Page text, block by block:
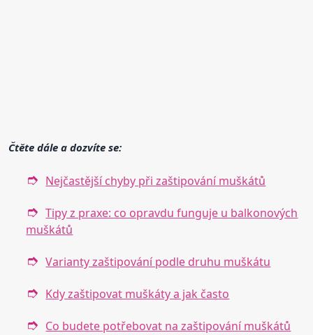
Čtěte dále a dozvíte se:
Nejčastější chyby při zaštipování muškátů
Tipy z praxe: co opravdu funguje u balkonových
muškátů
Varianty zaštipování podle druhu muškátu
Kdy zaštipovat muškáty a jak často
Co budete potřebovat na zaštipování muškátů